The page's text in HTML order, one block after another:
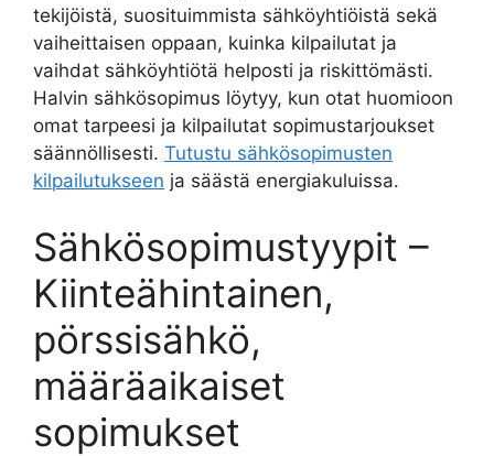
tekijöistä, suosituimmista sähköyhtiöistä sekä
vaiheittaisen oppaan, kuinka kilpailutat ja
vaihdat sähköyhtiötä helposti ja riskittömästi.
Halvin sähkösopimus löytyy, kun otat huomioon
omat tarpeesi ja kilpailutat sopimustarjoukset
säännöllisesti. Tutustu sähkösopimusten
kilpailutukseen ja säästä energiakuluissa.
Sähkösopimustyypit –
Kiinteähintainen,
pörssisähkö,
määräaikaiset
sopimukset